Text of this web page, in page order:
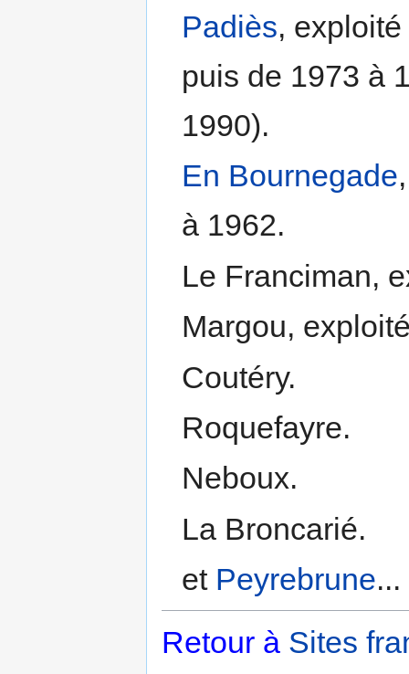
Padiès,
puis de 1973 à
1990).
En Bournegade
à 1962.
Le Franciman,
Margou,
Coutéry.
Roquefayre.
Neboux.
La Broncarié.
et Peyrebrune...
Retour à Sites